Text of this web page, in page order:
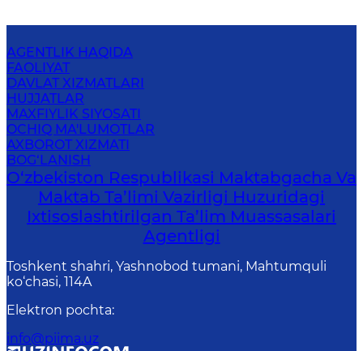
AGENTLIK HAQIDA
FAOLIYAT
DAVLAT XIZMATLARI
HUJJATLAR
MAXFIYLIK SIYOSATI
OCHIQ MA'LUMOTLAR
AXBOROT XIZMATI
BOG‘LANISH
O‘zbekiston Respublikasi Maktabgacha Va
Maktab Ta’limi Vazirligi Huzuridagi
Ixtisoslashtirilgan Ta’lim Muassasalari
Agentligi
Toshkent shahri, Yashnobod tumani, Mahtumquli
ko‘chasi, 114A
Elektron pochta:
info@piima.uz